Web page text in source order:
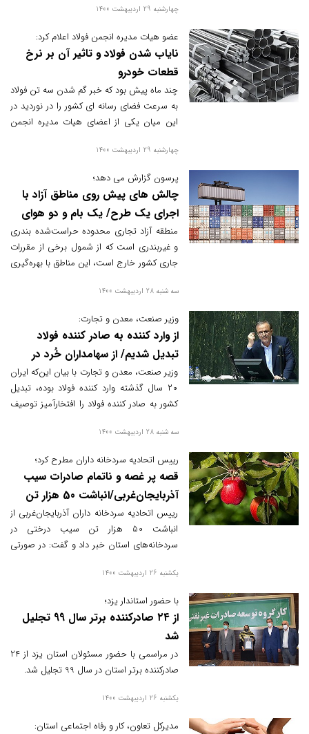
توانند در زمینه حمایت از صنعتگران و
شد نقش آفرینی کنند.
چهارشنبه 29 اردیبهشت 1400
عضو هیات مدیره انجمن فولاد اعلام کرد:
نایاب شدن فولاد و تاثیر آن بر نرخ
قطعات خودرو
چند ماه پیش بود که خبر گم شدن سه تن فولاد
به سرعت فضای رسانه ای کشور را در نوردید در
این میان یکی از اعضای هیات مدیره انجمن
زنجیره تولید و صادرات خبر داد.
چهارشنبه 29 اردیبهشت 1400
پرسون گزارش می دهد؛
چالش های پیش روی مناطق آزاد با
اجرای یک طرح/ یک بام و دو هوای
مالیات بر ارزش افزوده
منطقه آزاد تجاری محدوده حراست‌شده بندری
و غیربندری است که از شمول برخی از مقررات
جاری کشور خارج است، این مناطق با بهره‌گیری
سود و عوارض گمرکی، نبود تشریفات
صادرات و واردات با جذب سرمایه‌گذاری خارجی
و انتقال فناوری به توسعه کشور کمک می‌کنند.
سه شنبه 28 اردیبهشت 1400
وزیر صنعت، معدن و تجارت:
از وارد کننده به صادر کننده فولاد
تبدیل شدیم/ از سهامداران خُرد در
بورس حمایت می کنیم
وزیر صنعت، معدن و تجارت با بیان این‌که ایران
۲۰ سال گذشته وارد کننده فولاد بوده، تبدیل
کشور به صادر کننده فولاد را افتخارآمیز توصیف
سه شنبه 28 اردیبهشت 1400
رییس اتحادیه سردخانه داران مطرح کرد؛
قصه پر غصه و ناتمام صادرات سیب
آذربایجان‌غربی/انباشت 50 هزار تن
سیب درختی در سردخانه‌ها
رییس اتحادیه سردخانه داران آذربایجان‌غربی از
انباشت 50 هزار تن سیب درختی در
سردخانه‌های استان خبر داد و گفت: در صورتی
گذشت زمان کیفیت خود را از دست خواهد داد
می‌شود.
یکشنبه 26 اردیبهشت 1400
با حضور استاندار یزد؛
از ۲۴ صادرکننده برتر سال 99 تجلیل
شد
در مراسمی با حضور مسئولان استان یزد از 24
صادرکننده برتر استان در سال 99 تجلیل شد.
یکشنبه 26 اردیبهشت 1400
مدیرکل تعاون، کار و رفاه اجتماعی استان: